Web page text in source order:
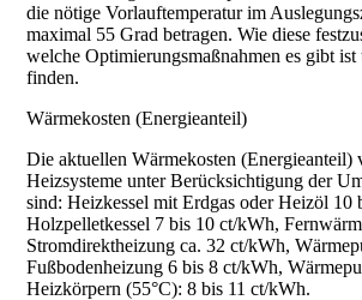
die nötige Vorlauftemperatur im
maximal 55 Grad betragen. Wie diese
welche Optimierungsmaßnahmen es gibt
finden.
Wärmekosten (Energieanteil)
Die aktuellen Wärmekosten (Energieanteil)
Heizsysteme unter Berücksichtigung der
sind: Heizkessel mit Erdgas oder Heizöl 10
Holzpelletkessel 7 bis 10 ct/kWh,
Stromdirektheizung ca. 32 ct/kWh,
Fußbodenheizung 6 bis 8 ct/kWh,
Heizkörpern (55°C): 8 bis 11 ct/kWh.